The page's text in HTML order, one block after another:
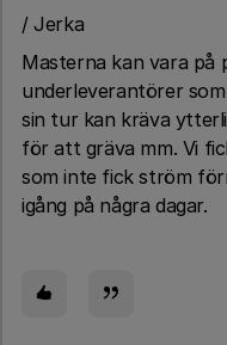
/ Jerka
Masterna kan vara på
underleverantörer
sin tur kan kräva
för att gräva mm. Vi
som inte fick ström
igång på några dagar.